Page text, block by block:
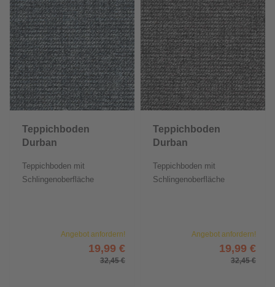
Teppichboden
Durban
Teppichboden mit
Schlingenoberfläche
Angebot anfordern!
19,99 €
32,45 €
Teppichboden
Durban
Teppichboden mit
Schlingenoberfläche
Angebot anfordern!
19,99 €
32,45 €